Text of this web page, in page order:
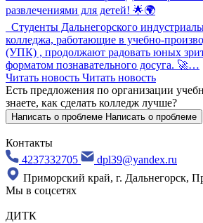
развлечениями для детей! 🌟🌍
Студенты Дальнегорского
колледжа, работающие в учебно-
(УПК) , продолжают радовать юных
форматом познавательного досуга. 🚀…
Читать новость Читать новость
Есть предложения по организации
знаете, как сделать колледж лучше?
Написать о проблеме Написать о проблеме
Контакты
4237332705
dpl39@yandex.ru
Приморский край, г. Дальнегорск,
Мы в соцсетях
ДИТК